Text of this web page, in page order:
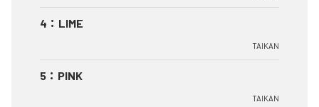
4 ： LIME
TAIKAN
5 ： PINK
TAIKAN